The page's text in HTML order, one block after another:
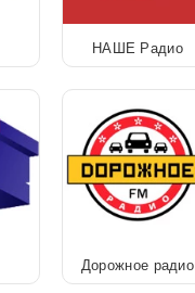
НАШЕ Радио
Дорожное радио